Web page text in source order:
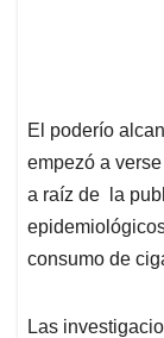
El poderío
empezó a
a raíz de la
consumo de
Las